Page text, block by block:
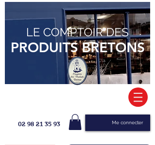
LE COMPTOIR DES
PRODUITS BRETONS
02 98 21 35 93 Me connecter